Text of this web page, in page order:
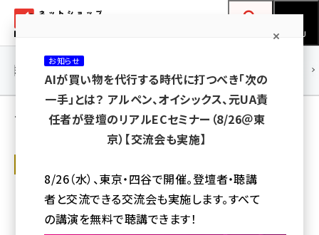
ン
ネットショップ担当者フォーラム
MENU
yahoo (1907)
楽天 (1874)
連載・特集 |
高岡 正人 の記事（人気順）
中国EC第2位の「京東商城（JD.com）」と
は？ その素顔と今後の戦略を探る
テンセントグループの一員で、中国ECで天猫（Tmall）に次ぐシェアを持
つJD.com（ジンドン）とは？（vol.32）
お知らせ
AIが買い物を代行する時代に打つべき「次の
一手」とは？ アルペン、オイシックス、元UA責
任者が登壇のリアルECセミナー（8/26＠東
京）【交流会も実施】
8/26（水）、東京・四谷で開催。登壇者・聴講
者と交流できる交流会も実施します。すべて
の講演を無料で聴講できます！